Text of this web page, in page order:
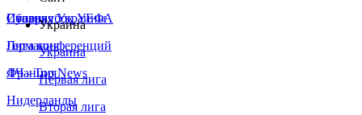
Сборная Украины
Италия
Германия
Франция
Нидерланды
Суперкубок УЕФА
Лига конференций
ЛЧ - Top News
Украина
Украина
Первая лига
Вторая лига